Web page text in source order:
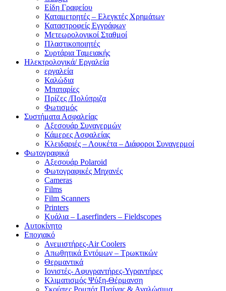
Είδη Γραφείου
Καταμετρητές – Ελεγκτές Χρημάτων
Καταστροφείς Εγγράφων
Μετεωρολογικοί Σταθμοί
Πλαστικοποιητές
Συρτάρια Ταμειακής
Ηλεκτρολογικά/ Εργαλεία
εργαλεία
Καλώδια
Μπαταρίες
Πρίζες /Πολύπριζα
Φωτισμός
Συστήματα Ασφαλείας
Αξεσουάρ Συναγερμών
Κάμερες Ασφαλείας
Κλειδαριές – Λουκέτα – Διάφοροι Συναγερμοί
Φωτογραφικά
Αξεσουάρ Polaroid
Φωτογραφικές Μηχανές
Cameras
Films
Film Scanners
Printers
Κυάλια – Laserfinders – Fieldscopes
Αυτοκίνητο
Εποχιακό
Ανεμιστήρες-Air Coolers
Απωθητικά Εντόμων – Τρωκτικών
Θερμαντικά
Ιονιστές- Αφυγραντήρες-Υγραντήρες
Κλιματισμός Ψύξη-Θέρμανση
Σκούπες Ρομπότ Πισίνας & Αναλώσιμα